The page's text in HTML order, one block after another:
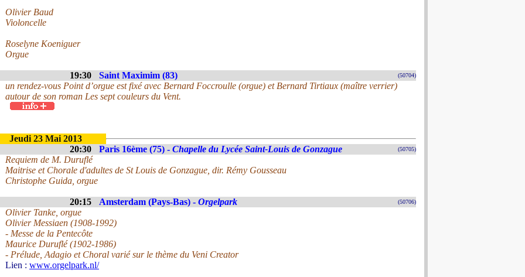
Olivier Baud
Violoncelle
Roselyne Koeniguer
Orgue
19:30 Saint Maximim (83) (50704)
un rendez-vous Point d’orgue est fixé avec Bernard Foccroulle (orgue) et Bernard Tirtiaux (maître verrier)
autour de son roman Les sept couleurs du Vent.
Jeudi 23 Mai 2013
20:30
Paris 16ème (75) - Chapelle du Lycée Saint-Louis de Gonzague (50705)
Requiem de M. Duruflé
Maitrise et Chorale d'adultes de St Louis de Gonzague, dir. Rémy Gousseau
Christophe Guida, orgue
20:15 Amsterdam (Pays-Bas) - Orgelpark (50706)
Olivier Tanke, orgue
Olivier Messiaen (1908-1992)
- Messe de la Pentecôte
Maurice Duruflé (1902-1986)
- Prélude, Adagio et Choral varié sur le thème du Veni Creator
Lien : www.orgelpark.nl/